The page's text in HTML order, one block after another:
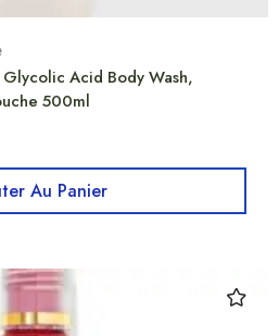
Acid Body Wash,
500ml
Au Panier